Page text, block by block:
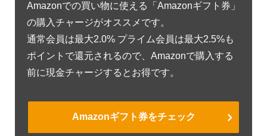
Amazonでの買い物に使える「Amazonギフト券」
の購入チャージがオススメです。
通常会員は最大2.0% プライム会員は最大2.5%も
ポイントで還元されるので、Amazonで購入する
前に現金チャージするとお得です。
Amazonギフト券をチェック